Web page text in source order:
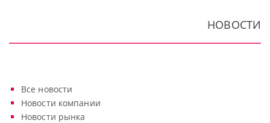
НОВОСТИ
Все новости
Новости компании
Новости рынка